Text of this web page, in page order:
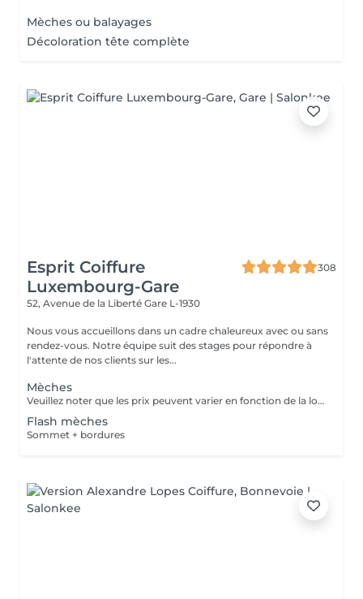
Mèches ou balayages
Décoloration tête complète
Esprit Coiffure
Luxembourg-Gare
308
52, Avenue de la Liberté Gare L-1930
Nous vous accueillons dans un cadre chaleureux avec ou sans
rendez-vous. Notre équipe suit des stages pour répondre à
l'attente de nos clients sur les...
Mèches
Veuillez noter que les prix peuvent varier en fonction de la longueur des cheveux.
Flash mèches
Sommet + bordures